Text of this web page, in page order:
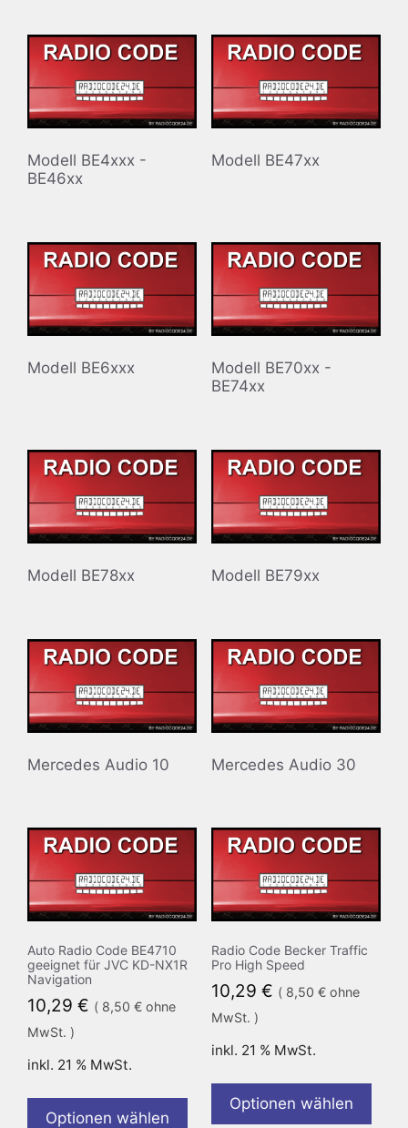
Modell BE4xxx -
BE46xx
Modell BE47xx
Modell BE6xxx
Modell BE70xx -
BE74xx
Modell BE78xx Modell BE79xx
Mercedes Audio 10 Mercedes Audio 30
Auto Radio Code BE4710
geeignet für JVC KD-NX1R
Navigation
10,29 € ( 8,50 € ohne
MwSt. )
inkl. 21 % MwSt.
Optionen wählen
Radio Code Becker Traffic
Pro High Speed
10,29 € ( 8,50 €ohne
MwSt. )
inkl. 21 % MwSt.
Optionen wählen